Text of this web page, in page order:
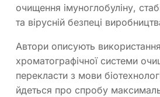
очищення імуноглобуліну,
та вірусній безпеці
Автори описують
хроматографічної системи
перекласти з мови
йдеться про спробу